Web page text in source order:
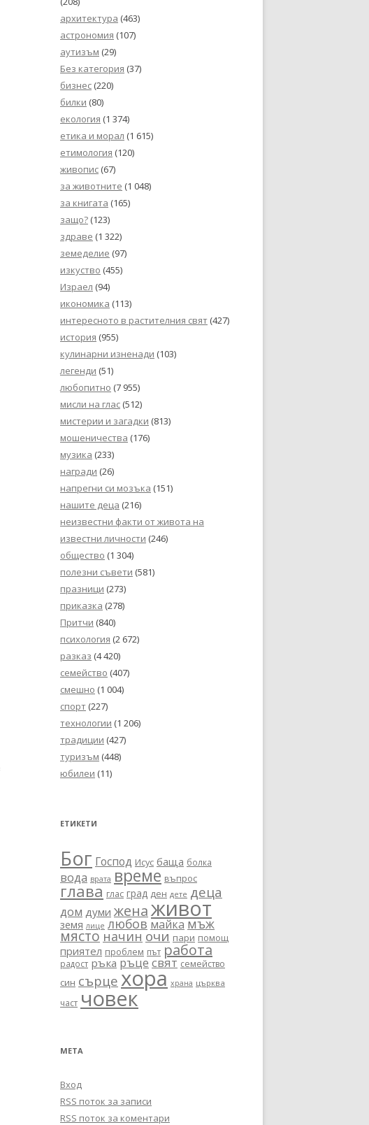
архитектура (463)
астрономия (107)
аутизъм (29)
Без категория (37)
бизнес (220)
билки (80)
екология (1 374)
етика и морал (1 615)
етимология (120)
живопис (67)
за животните (1 048)
за книгата (165)
защо? (123)
здраве (1 322)
земеделие (97)
изкуство (455)
Израел (94)
икономика (113)
интересното в растителния свят (427)
история (955)
кулинарни изненади (103)
легенди (51)
любопитно (7 955)
мисли на глас (512)
мистерии и загадки (813)
мошеничества (176)
музика (233)
награди (26)
напрегни си мозъка (151)
нашите деца (216)
неизвестни факти от живота на
известни личности (246)
общество (1 304)
полезни съвети (581)
празници (273)
приказка (278)
Притчи (840)
психология (2 672)
разказ (4 420)
семейство (407)
смешно (1 004)
спорт (227)
технологии (1 206)
традиции (427)
туризъм (448)
юбилеи (11)
ЕТИКЕТИ
Бог Господ Исус баща болка
вода врата време въпрос
глава глас град ден дете деца
дом думи женаживот
земя лице любов майка мъж
място начин очи пари помощ
приятел проблем път работа
радост ръка ръце свят семейство
син сърце хора храна църква
част човек
МЕТА
Вход
RSS поток за записи
RSS поток за коментари